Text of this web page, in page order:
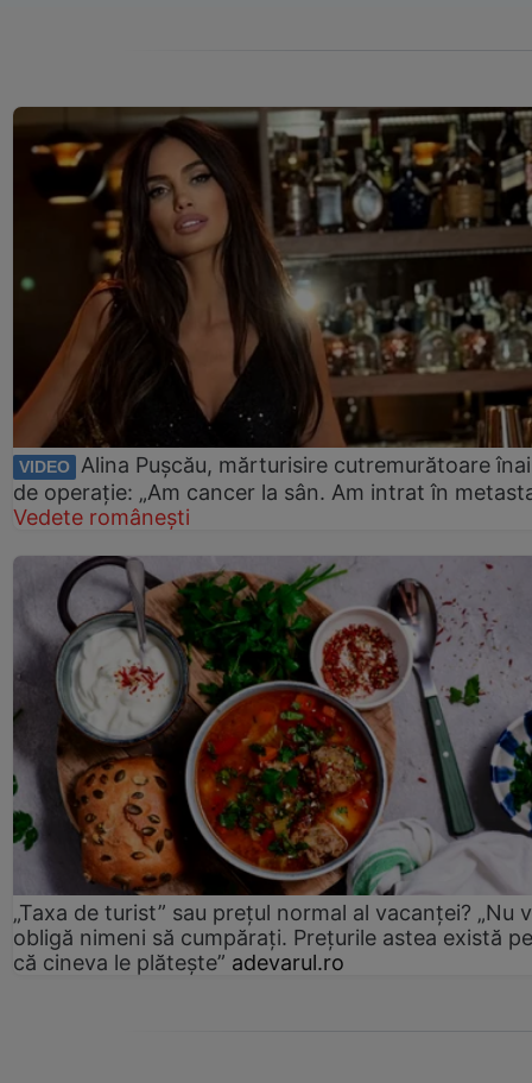
VIDEO
Alina Pușcău, mărturisire cutremurătoare
de operație: „Am cancer la sân. Am intrat în
Vedete românești
„Taxa de turist” sau prețul normal al vacanței? „Nu
obligă nimeni să cumpărați. Prețurile astea există
că cineva le plătește” adevarul.ro